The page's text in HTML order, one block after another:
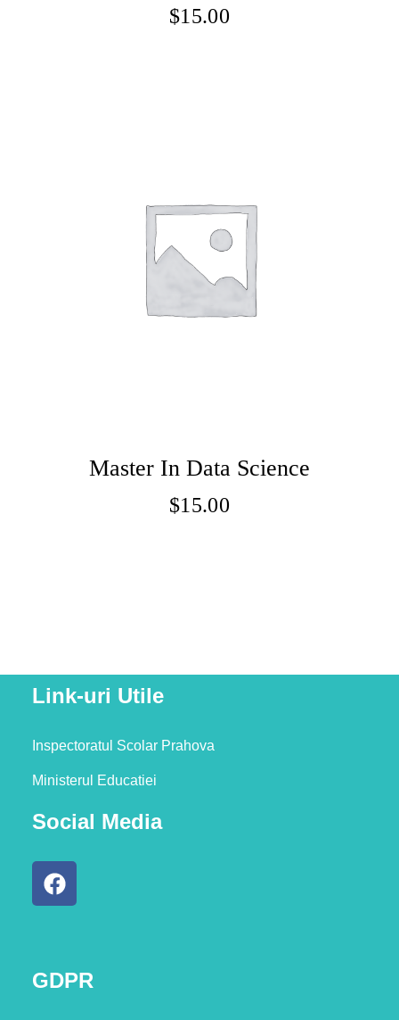
$15.00
Master In Data Science
$15.00
Link-uri Utile
Inspectoratul Scolar Prahova
Ministerul Educatiei
Social Media
GDPR